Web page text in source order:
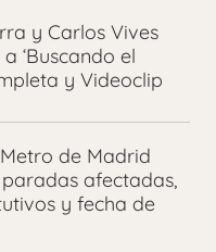
y Carlos Vives
‘Buscando el
y Videoclip
de Madrid
afectadas,
y fecha de